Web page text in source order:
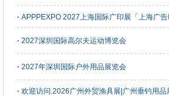
· APPPEXPO 2027上海国际广印展「上海广告
· 2027深圳国际高尔夫运动博览会
· 2027年深圳国际户外用品展览会
· 欢迎访问.2026广州外贸渔具展|广州垂钓用品